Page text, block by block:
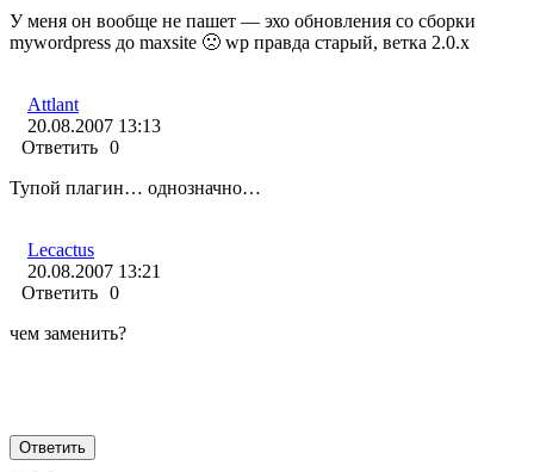
У меня он вообще не пашет — эхо обновления со сборки
mywordpress до maxsite 🙁 wp правда старый, ветка 2.0.x
Attlant
20.08.2007 13:13
Ответить 0
Тупой плагин… однозначно…
Lecactus
20.08.2007 13:21
Ответить 0
чем заменить?
Ответить